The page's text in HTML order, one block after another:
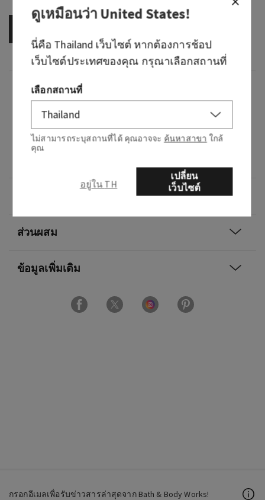
กลิ่น
ไปในวันดีที่สุด
ส่วนผสม
ข้อมูลเพิ่มเติม
กรอกอีเมลเพื่อรับข่าวสารล่าสุดจาก Bath & Body Works!
ดูเหมือนว่าUnited States!
นี่คือ Thailand เว็บไซต์ หากต้องการช้อป
เว็บไซต์ประเทศของคุณ กรุณาเลือกสถานที่
เลือกสถานที่
ไม่สามารถระบุสถานที่ได้ คุณอาจจะ ค้นหาสาขา ใกล้
คุณ
อยู่ใน TH
เปลี่ยน
เว็บไซต์